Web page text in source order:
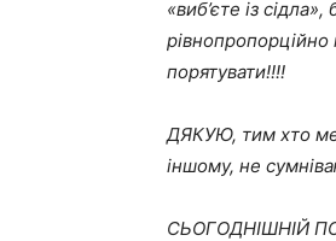
«виб’єте із
порятувати!!!!
ДЯКУЮ, тим хто
іншому, не
СЬОГОДНІШНІЙ